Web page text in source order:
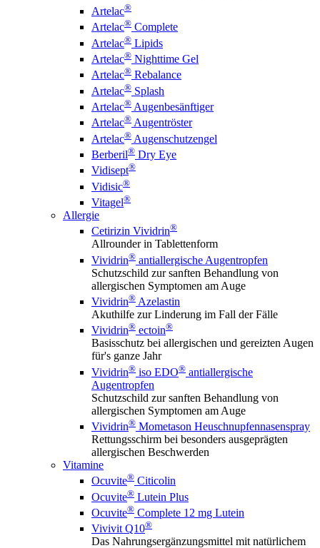
Artelac®
Artelac® Complete
Artelac® Lipids
Artelac® Nighttime Gel
Artelac® Rebalance
Artelac® Splash
Artelac® Augenbesänftiger
Artelac® Augentröster
Artelac® Augenschutzengel
Berberil® Dry Eye
Vidisept®
Vidisic®
Vitagel®
Allergie
Cetirizin Vividrin®
Allrounder in Tablettenform
Vividrin® antiallergische Augentropfen
Schutzschild zur sanften Behandlung von
allergischen Symptomen am Auge
Vividrin® Azelastin
Akuthilfe zur Linderung im Fall der Fälle
Vividrin® ectoin®
Basisschutz bei allergischen und gereizten Augen
für's ganze Jahr
Vividrin® iso EDO® antiallergische
Augentropfen
Schutzschild zur sanften Behandlung von
allergischen Symptomen am Auge
Vividrin® Mometason Heuschnupfennasenspray
Rettungsschirm bei besonders ausgeprägten
allergischen Beschwerden
Vitamine
Ocuvite® Citicolin
Ocuvite® Lutein Plus
Ocuvite® Complete 12 mg Lutein
Vivivit Q10®
Das Nahrungsergänzungsmittel mit natürlichem